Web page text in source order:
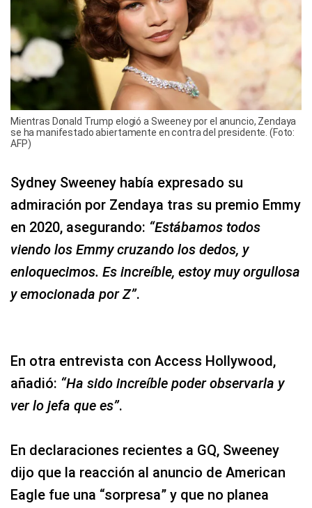
Mientras Donald Trump elogió a Sweeney por el anuncio, Zendaya
se ha manifestado abiertamente en contra del presidente. (Foto:
AFP)
Sydney Sweeney había expresado su
admiración por Zendaya tras su premio Emmy
en 2020, asegurando: “Estábamos todos
viendo los Emmy cruzando los dedos, y
enloquecimos. Es increíble, estoy muy orgullosa
y emocionada por Z”.
En otra entrevista con Access Hollywood,
añadió: “Ha sido increíble poder observarla y
ver lo jefa que es”.
En declaraciones recientes a GQ, Sweeney
dijo que la reacción al anuncio de American
Eagle fue una “sorpresa” y que no planea